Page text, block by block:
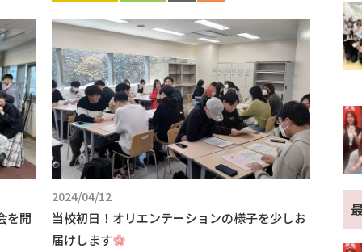
を開
2024/04/12
当校初日！オリエンテーションの様子を少しお
届けします